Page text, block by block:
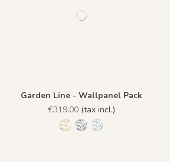
Garden Line - Wallpanel Pack
€319.00 (tax incl.)
R025 - Camel
R023 - Quartz
R024 - Sauge